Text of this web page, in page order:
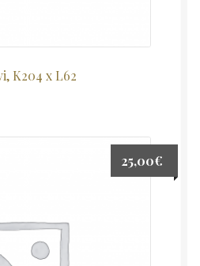
K204 x L62
25,00€